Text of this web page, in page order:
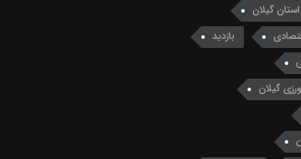
گیلان
بازدید
گیلان